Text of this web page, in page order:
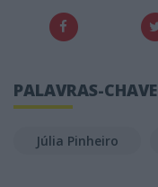
PALAVRAS-CHAVE
Júlia Pinheiro